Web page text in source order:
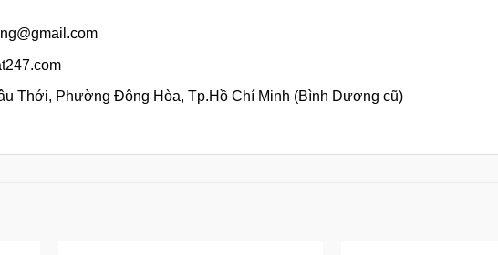
Thới, Phường Đông Hòa, Tp.Hồ Chí Minh (Bình Dương cũ)